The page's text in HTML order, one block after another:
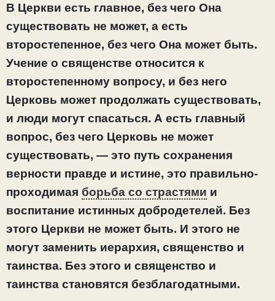
В Церкви есть главное, без чего Она
существовать не может, а есть
второстепенное, без чего Она может быть.
Учение о священстве относится к
второстепенному вопросу, и без него
Церковь может продолжать существовать,
и люди могут спасаться. А есть главный
вопрос, без чего Церковь не может
существовать, — это путь сохранения
верности правде и истине, это правильно-
проходимая борьба со страстями и
воспитание истинных добродетелей. Без
этого Церкви не может быть. И этого не
могут заменить иерархия, священство и
таинства. Без этого и священство и
таинства становятся безблагодатными.